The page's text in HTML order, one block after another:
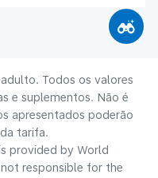
Todos os valores
e suplementos. Não é
apresentados poderão
tarifa.
provided by World
responsible for the